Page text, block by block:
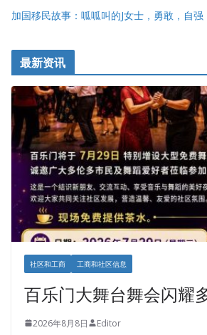
加国移民故事：呱呱叫的J女士，勇敢，自强
最新资讯
社区和工商 工商和社区信息
百乐门大舞台舞会闪耀
2026年8月8日 Editor